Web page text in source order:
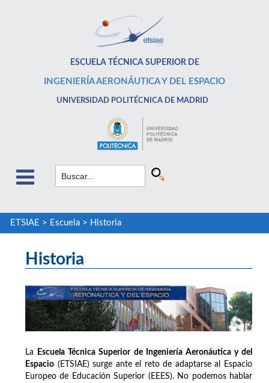
ESCUELA TÉCNICA SUPERIOR DE
INGENIERÍA AERONÁUTICA Y DEL ESPACIO
UNIVERSIDAD POLITÉCNICA DE MADRID
ETSIAE > Escuela> Historia
Historia
La
Escuela Técnica Superior de Ingeniería Aeronáutica y del
Espacio (ETSIAE) surge ante el reto de adaptarse al Espacio
Europeo de Educación Superior (EEES). No podemos hablar